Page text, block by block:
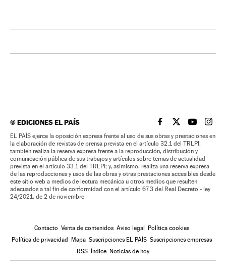
©EDICIONES EL PAÍS EL PAÍS BRASIL EN
EL PAÍSEL PAÍS
EL
EL PAÍS ejerce la oposición expresa frente al uso de sus obras y prestaciones en
la elaboración de revistas de prensa prevista en el artículo 32.1 del TRLPI;
también realiza la reserva expresa frente a la reproducción, distribución y
comunicación pública de sus trabajos y artículos sobre temas de actualidad
prevista en el artículo 33.1 del TRLPI; y, asimismo, realiza una reserva expresa
de las reproducciones y usos de las obras y otras prestaciones accesibles desde
este sitio web a medios de lectura mecánica u otros medios que resulten
adecuados a tal fin de conformidad con el artículo 67.3 del Real Decreto - ley
24/2021, de 2 de noviembre
Contacto Venta de contenidos Aviso legal
Política cookies
Política de privacidad
Mapa Suscripciones EL PAÍS Suscripciones empresas
RSS
Índice Noticias de hoy